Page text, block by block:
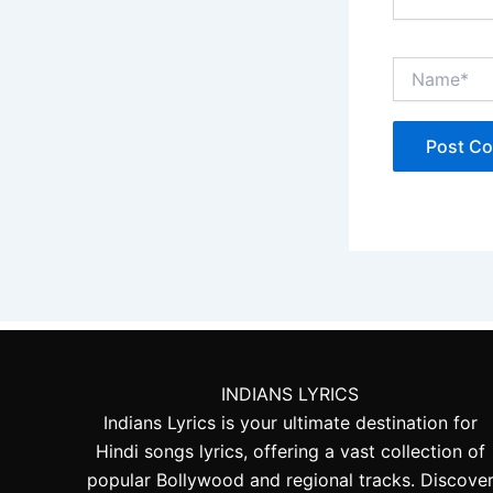
INDIANS LYRICS
Indians Lyrics is your ultimate destination for
Hindi songs lyrics, offering a vast collection of
popular Bollywood and regional tracks. Discover